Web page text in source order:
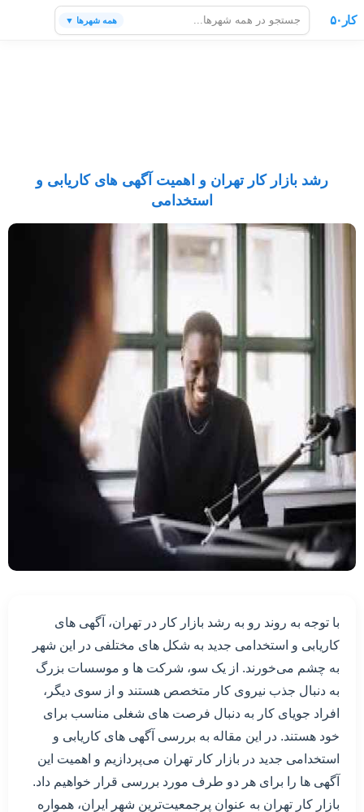
کار۵۰ همه شهرها ▼
رشد بازار کار تهران و اهمیت آگهی های کاریابی و
استخدامی
با توجه به روند رو به رشد بازار کار در تهران، آگهی های
کاریابی و استخدامی جدید به شکل های مختلفی در این شهر
به چشم می‌خورند. از یک سو، شرکت ها و موسسات بزرگ
به دنبال جذب نیروی کار متخصص هستند و از سوی دیگر،
افراد جویای کار به دنبال فرصت های شغلی مناسب برای
خود هستند. در این مقاله به بررسی آگهی های کاریابی و
استخدامی جدید در بازار کار تهران می‌پردازیم و اهمیت این
آگهی ها را برای هر دو طرف مورد بررسی قرار خواهیم داد.
بازار کار تهران به عنوان پرجمعیت‌ترین شهر ایران، همواره